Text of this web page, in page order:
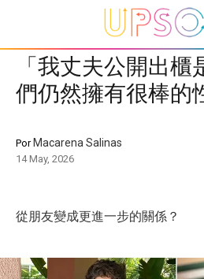
「我丈夫公開出
們仍然擁有很棒的
Por Macarena Salinas
14 May, 2026
從朋友變成更進一步的關係？